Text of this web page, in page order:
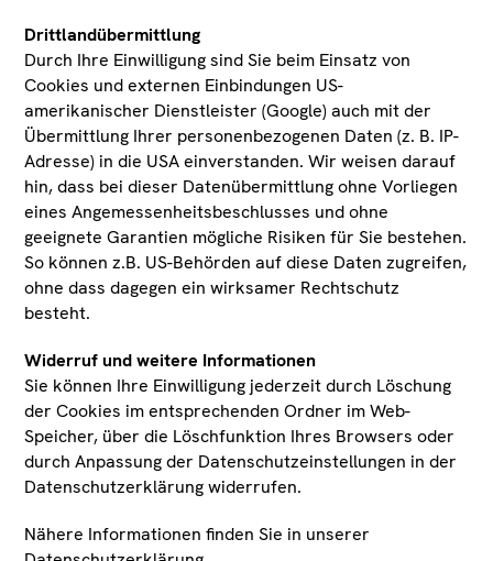
Zu den Tiroler Landesmuseen
Zum Verein Tiroler Landesmuseum
Ferdinandeum
Drittlandübermittlung
Durch Ihre Einwilligung sind Sie beim Einsatz von
Cookies und externen Einbindungen US-
amerikanischer Dienstleister (Google) auch mit der
Übermittlung Ihrer personenbezogenen Daten (z. B. IP-
Adresse) in die USA einverstanden. Wir weisen darauf
hin, dass bei dieser Datenübermittlung ohne Vorliegen
eines Angemessenheitsbeschlusses und ohne
geeignete Garantien mögliche Risiken für Sie bestehen.
So können z.B. US-Behörden auf diese Daten zugreifen,
ohne dass dagegen ein wirksamer Rechtschutz
besteht.
Widerruf und weitere Informationen
Sie können Ihre Einwilligung jederzeit durch Löschung
der Cookies im entsprechenden Ordner im Web-
Speicher, über die Löschfunktion Ihres Browsers oder
durch Anpassung der Datenschutzeinstellungen in der
Datenschutzerklärung widerrufen.
Nähere Informationen finden Sie in unserer